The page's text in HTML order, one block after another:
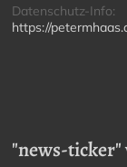
Datenschutz-Info:
https://
"news-